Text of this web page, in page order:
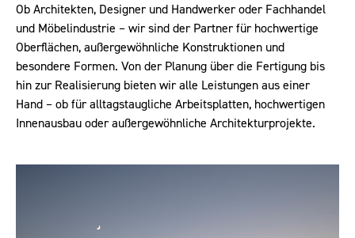
Ob Architekten, Designer und Handwerker oder Fachhandel
und Möbelindustrie – wir sind der Partner für hochwertige
Oberflächen, außergewöhnliche Konstruktionen und
besondere Formen. Von der Planung über die Fertigung bis
hin zur Realisierung bieten wir alle Leistungen aus einer
Hand – ob für alltagstaugliche Arbeitsplatten, hochwertigen
Innenausbau oder außergewöhnliche Architekturprojekte.